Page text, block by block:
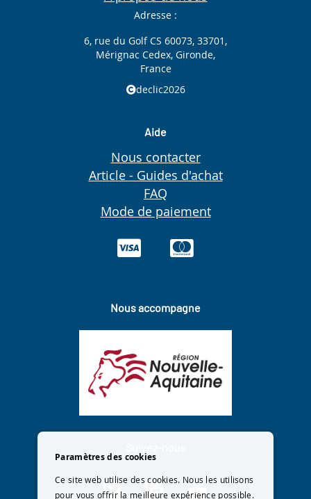
Adresse :
6, rue du Golf CS 60073, 33701,
Mérignac Cedex, Gironde,
France
declic2026
Aide
Nous contacter
Article - Guides d'achat
FAQ
Mode de paiement
Nous accompagne
Paramètres des cookies
Ce site web utilise des cookies. Nous les utilisons
pour vous offrir la meilleure expérience possible.